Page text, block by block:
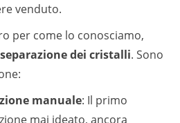
venduto.
per come lo conosciamo,
separazione dei cristalli. Sono
manuale: Il primo
mai ideato, ancora